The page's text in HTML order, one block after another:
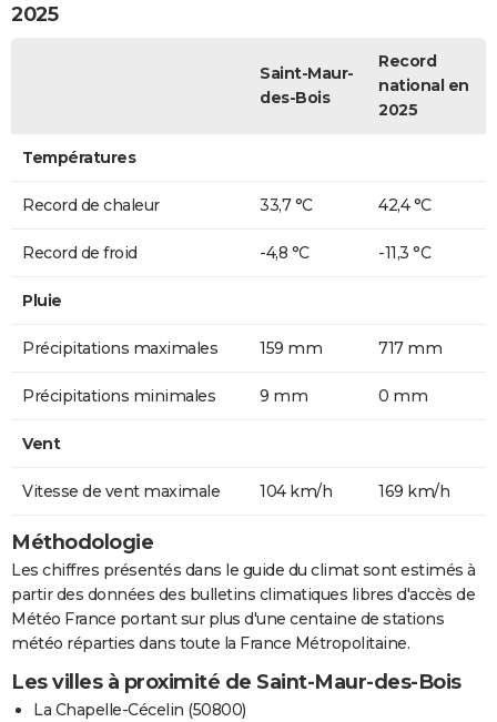
2025
Saint-Maur-
des-Bois
Record
national en
2025
Températures
Record de chaleur 33,7 °C 42,4 °C
Record de froid -4,8 °C -11,3 °C
Pluie
Précipitations maximales 159 mm 717 mm
Précipitations minimales 9 mm 0 mm
Vent
Vitesse de vent maximale 104 km/h 169 km/h
Méthodologie
Les chiffres présentés dans le guide du climat sont estimés à
partir des données des bulletins climatiques libres d'accès de
Météo France portant sur plus d'une centaine de stations
météo réparties dans toute la France Métropolitaine.
Les villes à proximité de Saint-Maur-des-Bois
La Chapelle-Cécelin (50800)